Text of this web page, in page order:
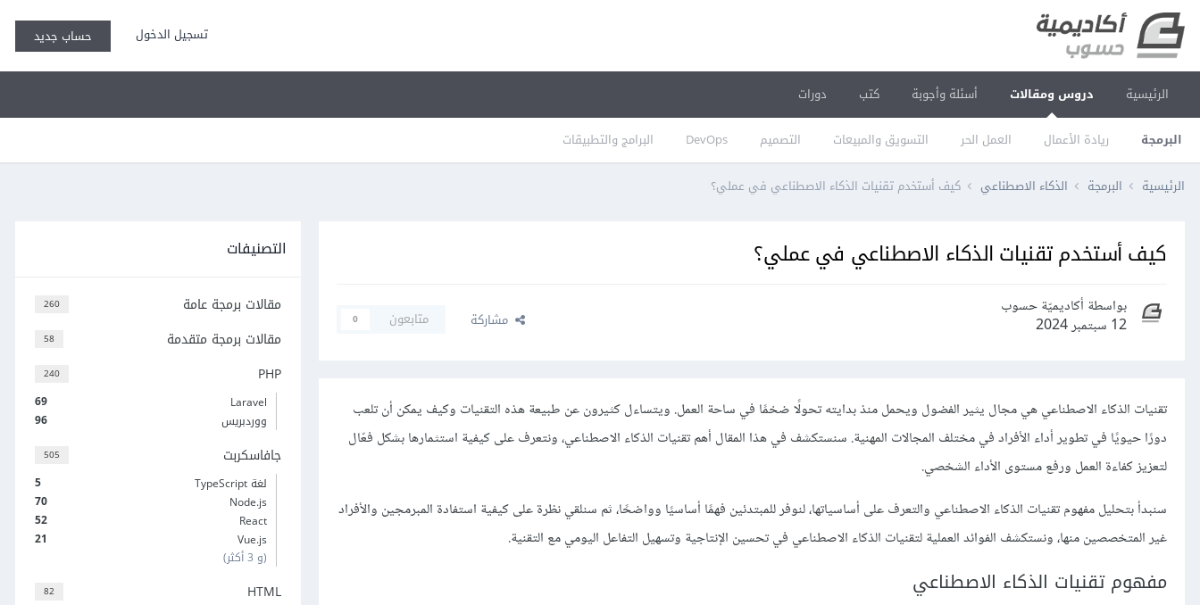
تسجيل الدخول حساب جديد
الرئيسية دروس ومقالات
البرمجة ريادة الأعمال العمل الحر التسويق والمبيعات التصميم DevOps البرامج والتطبيقات
أسئلة وأجوبة كتب دورات
الرئيسية البرمجة الذكاء الاصطناعي كيف أستخدم تقنيات الذكاء الاصطناعي في عملي؟
كيف أستخدم تقنيات الذكاء الاصطناعي في عملي؟
بواسطة أكاديميّة حسوب
12 سبتمبر 2024
مشاركة متابعون 0
تقنيات الذكاء الاصطناعي هي مجال يثير الفضول ويحمل منذ بدايته تحولًا ضخمًا في ساحة العمل. ويتساءل كثيرون عن طبيعة هذه التقنيات وكيف يمكن أن تلعب
دورًا حيويًا في تطوير أداء الأفراد في مختلف المجالات المهنية. سنستكشف في هذا المقال أهم تقنيات الذكاء الاصطناعي، ونتعرف على كيفية استثمارها بشكل فعّال
لتعزيز كفاءة العمل ورفع مستوى الأداء الشخصي.
سنبدأ بتحليل مفهوم تقنيات الذكاء الاصطناعي والتعرف على أساسياتها، لنوفر للمبتدئين فهمًا أساسيًا وواضحًا، ثم سنلقي نظرة على كيفية استفادة المبرمجين والأفراد
غير المتخصصين منها، ونستكشف الفوائد العملية لتقنيات الذكاء الاصطناعي في تحسين الإنتاجية وتسهيل التفاعل اليومي مع التقنية.
مفهوم تقنيات الذكاء الاصطناعي
التصنيفات
260 مقالات برمجة عامة
58 مقالات برمجة متقدمة
240 PHP
69
Laravel
96
ووردبريس
505 جافاسكربت
5
لغة TypeScript
70
Node.js
52
React
21
Vue.js
(و 3 أكثر)
82 HTML